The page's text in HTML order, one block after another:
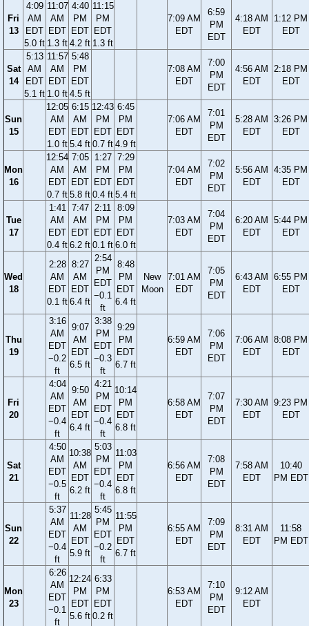
Fri
13
4:09
AM
EDT
5.0 ft
11:07
AM
EDT
1.3 ft
4:40
PM
EDT
4.2 ft
11:15
PM
EDT
1.3 ft
7:09 AM
EDT
6:59
PM
EDT
4:18 AM
EDT
1:12 PM
EDT
Sat
14
5:13
AM
EDT
5.1 ft
11:57
AM
EDT
1.0 ft
5:48
PM
EDT
4.5 ft
7:08 AM
EDT
7:00
PM
EDT
4:56 AM
EDT
2:18 PM
EDT
Sun
15
12:05
AM
EDT
1.0 ft
6:15
AM
EDT
5.4 ft
12:43
PM
EDT
0.7 ft
6:45
PM
EDT
4.9 ft
7:06 AM
EDT
7:01
PM
EDT
5:28 AM
EDT
3:26 PM
EDT
Mon
16
12:54
AM
EDT
0.7 ft
7:05
AM
EDT
5.8 ft
1:27
PM
EDT
0.4 ft
7:29
PM
EDT
5.4 ft
7:04 AM
EDT
7:02
PM
EDT
5:56 AM
EDT
4:35 PM
EDT
Tue
17
1:41
AM
EDT
0.4 ft
7:47
AM
EDT
6.2 ft
2:11
PM
EDT
0.1 ft
8:09
PM
EDT
6.0 ft
7:03 AM
EDT
7:04
PM
EDT
6:20 AM
EDT
5:44 PM
EDT
Wed
18
2:28
AM
EDT
0.1 ft
8:27
AM
EDT
6.4 ft
2:54
PM
EDT
−0.1
ft
8:48
PM
EDT
6.4 ft
New
Moon
7:01 AM
EDT
7:05
PM
EDT
6:43 AM
EDT
6:55 PM
EDT
Thu
19
3:16
AM
EDT
−0.2
ft
9:07
AM
EDT
6.5 ft
3:38
PM
EDT
−0.3
ft
9:29
PM
EDT
6.7 ft
6:59 AM
EDT
7:06
PM
EDT
7:06 AM
EDT
8:08 PM
EDT
Fri
20
4:04
AM
EDT
−0.4
ft
9:50
AM
EDT
6.4 ft
4:21
PM
EDT
−0.4
ft
10:14
PM
EDT
6.8 ft
6:58 AM
EDT
7:07
PM
EDT
7:30 AM
EDT
9:23 PM
EDT
Sat
21
4:50
AM
EDT
−0.5
ft
10:38
AM
EDT
6.2 ft
5:03
PM
EDT
−0.4
ft
11:03
PM
EDT
6.8 ft
6:56 AM
EDT
7:08
PM
EDT
7:58 AM
EDT
10:40
PM EDT
Sun
22
5:37
AM
EDT
−0.4
ft
11:28
AM
EDT
5.9 ft
5:45
PM
EDT
−0.2
ft
11:55
PM
EDT
6.7 ft
6:55 AM
EDT
7:09
PM
EDT
8:31 AM
EDT
11:58
PM EDT
Mon
23
6:26
AM
EDT
−0.1
ft
12:24
PM
EDT
5.6 ft
6:33
PM
EDT
0.2 ft
6:53 AM
EDT
7:10
PM
EDT
9:12 AM
EDT